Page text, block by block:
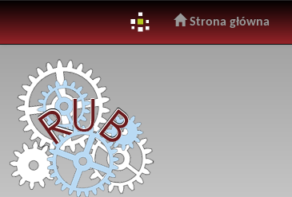
navigation
Strona główna